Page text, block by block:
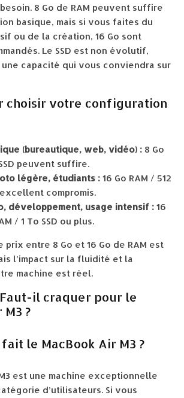
8 Go de RAM peuvent suffire
basique, mais si vous faites du
ou de la création, 16 Go sont
Le SSD est non évolutif,
capacité qui vous conviendra sur
choisir votre configuration
(bureautique, web, vidéo) : 8 Go
peuvent suffire.
légère, étudiants : 16 Go RAM / 512
excellent compromis.
développement, usage intensif : 16
/ 1 To SSD ou plus.
entre 8 Go et 16 Go de RAM est
l’impact sur la fluidité et la
machine est réel.
il craquer pour le
?
le MacBook Air M3 ?
est une machine exceptionnelle
d’utilisateurs. Si vous